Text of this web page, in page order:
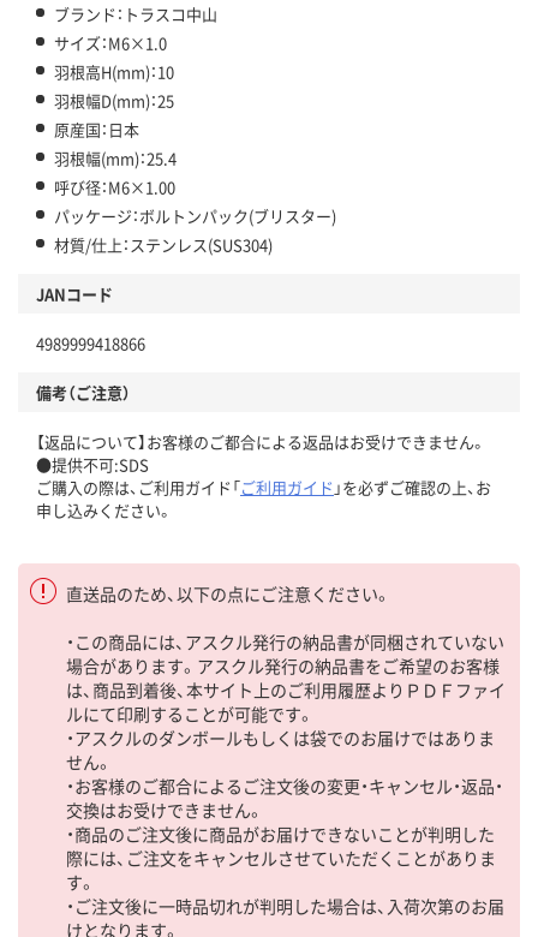
ブランド：トラスコ中山
サイズ：M6×1.0
羽根高H(mm)：10
羽根幅D(mm)：25
原産国：日本
羽根幅(mm)：25.4
呼び径：M6×1.00
パッケージ：ボルトンパック(ブリスター)
材質/仕上：ステンレス(SUS304)
JANコード
4989999418866
備考（ご注意）
【返品について】お客様のご都合による返品はお受けできません。
●提供不可:SDS
ご購入の際は、ご利用ガイド「ご利用ガイド 」を必ずご確認の上、お
申し込みください。
直送品のため、以下の点にご注意ください。
・この商品には、アスクル発行の納品書が同梱されていない
場合があります。アスクル発行の納品書をご希望のお客様
は、商品到着後、本サイト上のご利用履歴よりＰＤＦファイ
ルにて印刷することが可能です。
・アスクルのダンボールもしくは袋でのお届けではありま
せん。
・お客様のご都合によるご注文後の変更・キャンセル・返品・
交換はお受けできません。
・商品のご注文後に商品がお届けできないことが判明した
際には、ご注文をキャンセルさせていただくことがありま
す。
・ご注文後に一時品切れが判明した場合は、入荷次第のお届
けとなります。